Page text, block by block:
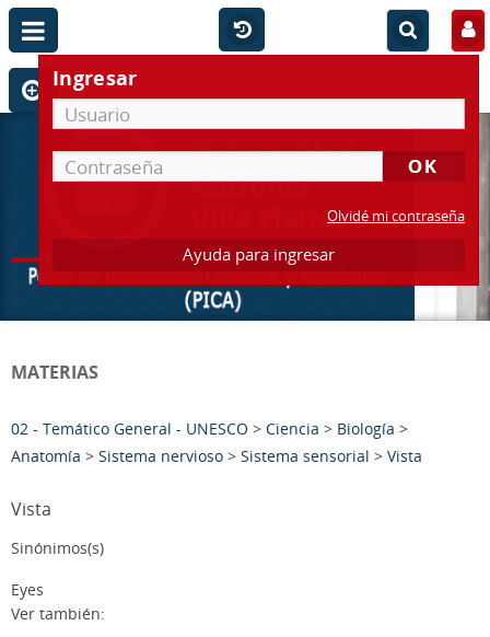
Ingresar
Olvidé mi contraseña
Ayuda para ingresar
MATERIAS
02 - Temático General - UNESCO > Ciencia > Biología >
Anatomía > Sistema nervioso > Sistema sensorial > Vista
Vista
Sinónimos(s)
Eyes
Ver también: